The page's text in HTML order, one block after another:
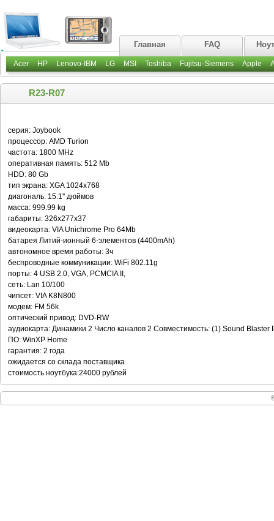
Главная FAQ
Acer HP Lenovo-IBM LG MSI Toshiba Fujitsu-Siemens Apple
R23-R07
серия: Joybook
процессор: AMD Turion
частота: 1800 MHz
оперативная память: 512 Mb
HDD: 80 Gb
тип экрана: XGA 1024x768
диагональ: 15.1'' дюймов
масса: 999.99 kg
габариты: 326x277x37
видеокарта: VIA Unichrome Pro 64Mb
батарея Литий-ионный 6-элементов (4400mAh)
автономное время работы: 3ч
беспроводные коммуникации: WiFi 802.11g
порты: 4 USB 2.0, VGA, PCMCIA II,
сеть: Lan 10/100
чипсет: VIA K8N800
модем: FM 56k
оптический привод: DVD-RW
аудиокарта: Динамики 2 Число каналов 2 Совместимость: (1) Sound Blaster
ПО: WinXP Home
гарантия: 2 года
ожидается со склада поставщика
стоимость ноутбука:24000 рублей